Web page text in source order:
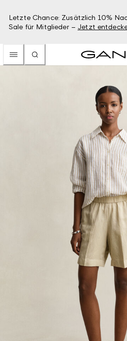
Letzte Chance: Zusätzlich 10%
Sale für Mitglieder – Jetzt